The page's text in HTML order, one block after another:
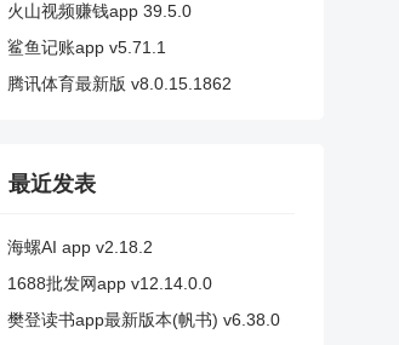
火山视频赚钱app 39.5.0
鲨鱼记账app v5.71.1
腾讯体育最新版 v8.0.15.1862
最近发表
海螺AI app v2.18.2
1688批发网app v12.14.0.0
樊登读书app最新版本(帆书) v6.38.0